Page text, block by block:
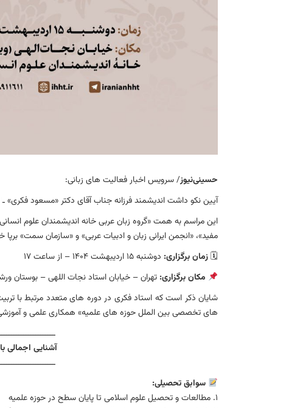
حسینی‌نیوز/ سرویس اخبار فعالیت های زبانی:
آیین نکو داشت اندیشمند فرزانه جناب آقای دکتر «مسعود فکری» ـ
این مراسم به همت «گروه زبان عربی خانه اندیشمندان علوم
مفید»، «انجمن ایرانی زبان و ادبیات عربی» و «سازمان سمت» برپا
🗓زمان برگزاری: دوشنبه ۱۵ اردیبهشت ۱۴۰۴ – از ساعت ۱۷
مکان برگزاری: تهران – خیابان استاد نجات اللهی – بوستان
شایان ذکر است که استاد فکری در دوره های متعدد مرتبط با
های تخصصی بین الملل حوزه های علمیه» همکاری علمی و
آشنایی اجمالی
سوابق تحصيلی:
۱. مطالعات و تحصیل علوم اسلامی تا پایان سطح در حوزه علمیه